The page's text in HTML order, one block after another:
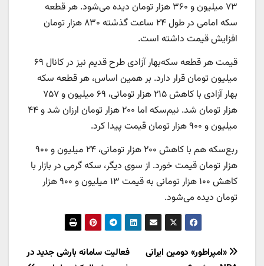
۷۳ میلیون و ۳۶۰ هزار تومان دیده می‌شود. هر قطعه
سکه امامی در طول ۲۴ ساعت گذشته ۸۳۰ هزار تومان
افزایش قیمت داشته است.
قیمت هر قطعه سکه‌بهار آزادی طرح قدیم نیز در کانال ۶۹
میلیون تومان قرار دارد. بر همین اساس، هر قطعه سکه
بهار آزادی با کاهش ۲۱۵ هزار تومانی، ۶۹ میلیون و ۷۵۷
هزار تومان شد. نیم‌سکه اما ۲۰۰ هزار تومان ارزان شد و ۴۴
میلیون و ۹۰۰ هزار تومان قیمت پیدا کرد.
ربع‌سکه هم با کاهش ۲۰۰ هزار تومانی، ۲۴ میلیون و ۹۰۰
هزار تومان قیمت خورد. از سوی دیگر، سکه گرمی در بازار با
کاهش ۱۰۰ هزار تومانی به قیمت ۱۳ میلیون و ۹۰۰ هزار
تومان دیده می‌شود.
راهبری
فعالیت سامانه بارشی جدید در
«امپراطور» دومین ایرانی